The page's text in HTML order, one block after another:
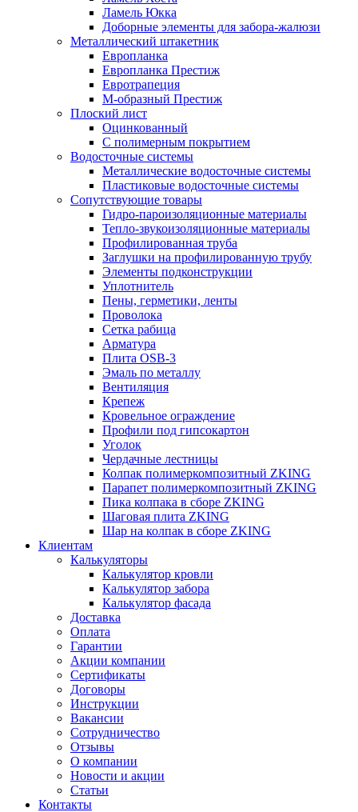
Ламель Юкка
Доборные элементы для забора-жалюзи
Металлический штакетник
Европланка
Европланка Престиж
Евротрапеция
М-образный Престиж
Плоский лист
Оцинкованный
С полимерным покрытием
Водосточные системы
Металлические водосточные системы
Пластиковые водосточные системы
Сопутствующие товары
Гидро-пароизоляционные материалы
Тепло-звукоизоляционные материалы
Профилированная труба
Заглушки на профилированную трубу
Элементы подконструкции
Уплотнитель
Пены, герметики, ленты
Проволока
Сетка рабица
Арматура
Плита OSB-3
Эмаль по металлу
Вентиляция
Крепеж
Кровельное ограждение
Профили под гипсокартон
Уголок
Чердачные лестницы
Колпак полимеркомпозитный ZKING
Парапет полимеркомпозитный ZKING
Пика колпака в сборе ZKING
Шаговая плита ZKING
Шар на колпак в сборе ZKING
Клиентам
Калькуляторы
Калькулятор кровли
Калькулятор забора
Калькулятор фасада
Доставка
Оплата
Гарантии
Акции компании
Сертификаты
Договоры
Инструкции
Вакансии
Сотрудничество
Отзывы
О компании
Новости и акции
Статьи
Контакты